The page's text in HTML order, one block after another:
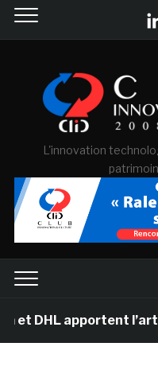
L'innovation
DHL apportent l’art